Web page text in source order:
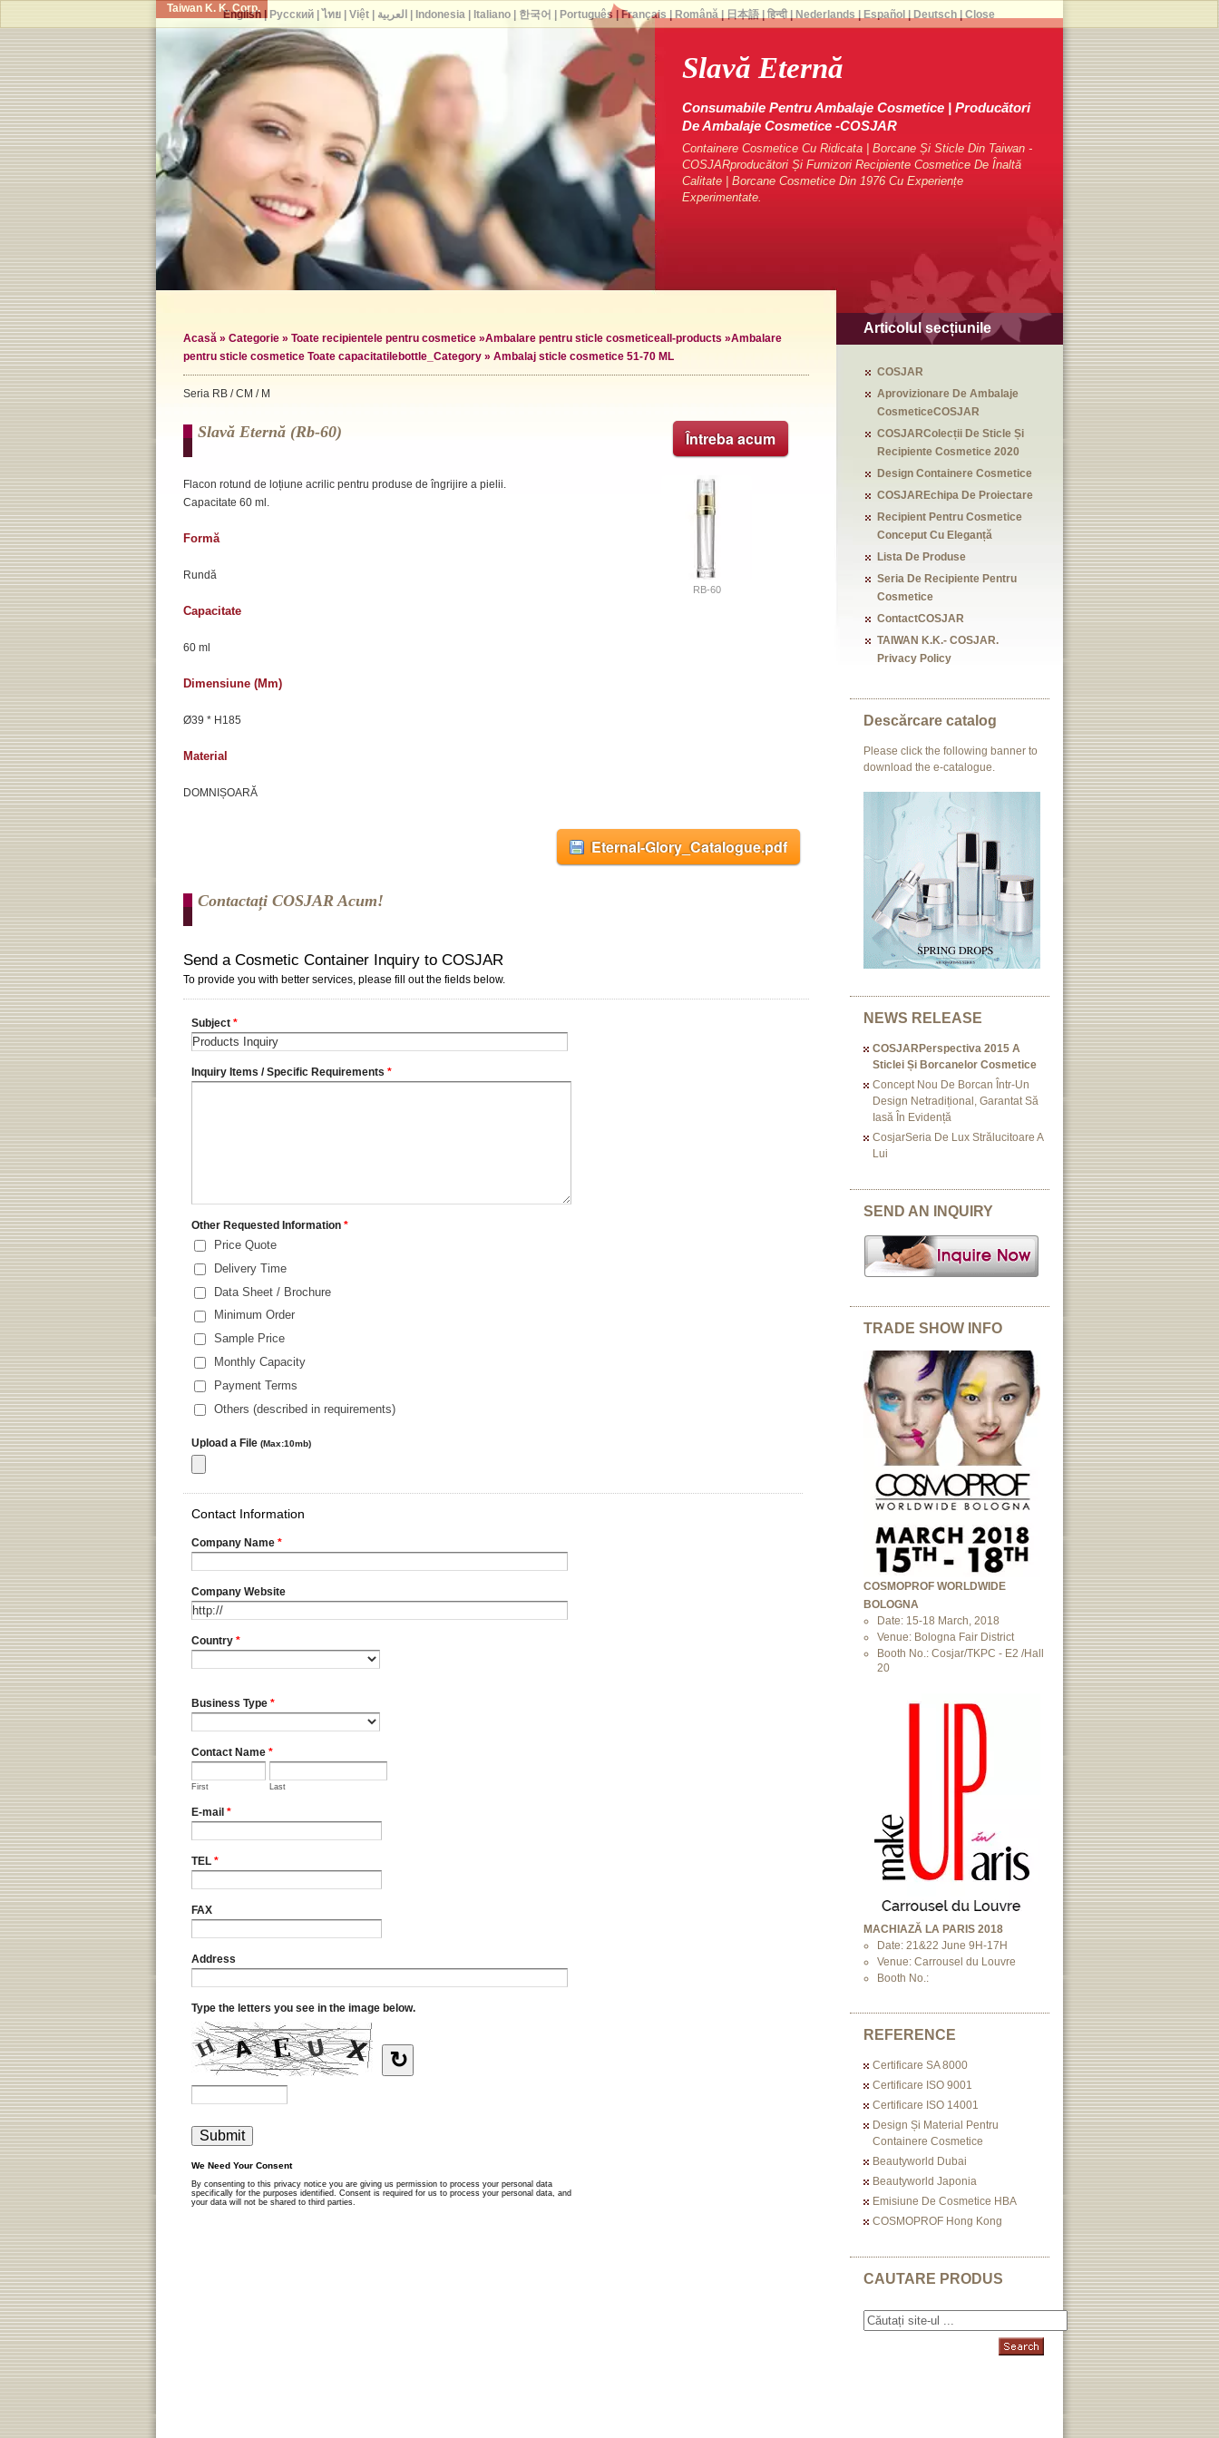
Taiwan K. K. Corp.
Slavă Eternă
Consumabile Pentru Ambalaje Cosmetice | Producători
De Ambalaje Cosmetice -COSJAR
Containere Cosmetice Cu Ridicata | Borcane Și Sticle Din Taiwan -
COSJARproducători Și Furnizori Recipiente Cosmetice De Înaltă
Calitate | Borcane Cosmetice Din 1976 Cu Experiențe
Experimentate.
Acasă » Categorie » Toate recipientele pentru cosmetice »Ambalare pentru sticle cosmeticeall-products »Ambalare
pentru sticle cosmetice Toate capacitatilebottle_Category » Ambalaj sticle cosmetice 51-70 ML
Seria RB / CM / M
Întreba acum
Slavă Eternă (rb-60)
RB-60
Flacon rotund de loțiune acrilic pentru produse de îngrijire a pielii.
Capacitate 60 ml.
Formă
Rundă
Capacitate
60 ml
Dimensiune (mm)
Ø39 * H185
Material
DOMNIȘOARĂ
Eternal-Glory_Catalogue.pdf
Contactați COSJAR Acum!
Articolul secțiunile
COSJAR
Aprovizionare De Ambalaje
CosmeticeCOSJAR
COSJARColecții De Sticle Și
Recipiente Cosmetice 2020
Design Containere Cosmetice
COSJAREchipa De Proiectare
Recipient Pentru Cosmetice
Conceput Cu Eleganță
Lista De Produse
Seria De Recipiente Pentru
Cosmetice
ContactCOSJAR
TAIWAN K.K.- COSJAR.
Privacy Policy
Descărcare catalog
Please click the following banner to
download the e-catalogue.
NEWS RELEASE
COSJARPerspectiva 2015 A
Sticlei Și Borcanelor Cosmetice
Concept Nou De Borcan Într-Un
Design Netradițional, Garantat Să
Iasă În Evidență
CosjarSeria De Lux Strălucitoare A
Lui
SEND AN INQUIRY
TRADE SHOW INFO
COSMOPROF WORLDWIDE
BOLOGNA
Date: 15-18 March, 2018
Venue: Bologna Fair District
Booth No.: Cosjar/TKPC - E2 /Hall
20
MACHIAZĂ LA PARIS 2018
Date: 21&22 June 9H-17H
Venue: Carrousel du Louvre
Booth No.:
REFERENCE
Certificare SA 8000
Certificare ISO 9001
Certificare ISO 14001
Design Și Material Pentru
Containere Cosmetice
Beautyworld Dubai
Beautyworld Japonia
Emisiune De Cosmetice HBA
COSMOPROF Hong Kong
CAUTARE PRODUS
English| Русский| ไทย| Việt| العربية Indonesia| Italiano| 한국어 Português Français Română| 日本語| हिन्दी| Nederlands Español Deutsch| Close